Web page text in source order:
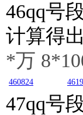
46qq号
计算得出
*万 8
460824
47qq号